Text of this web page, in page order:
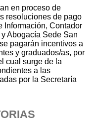
en proceso de
resoluciones de pago
Información, Contador
Abogacía Sede San
pagarán incentivos a
y graduados/as, por
cual surge de la
a las
por la Secretaría